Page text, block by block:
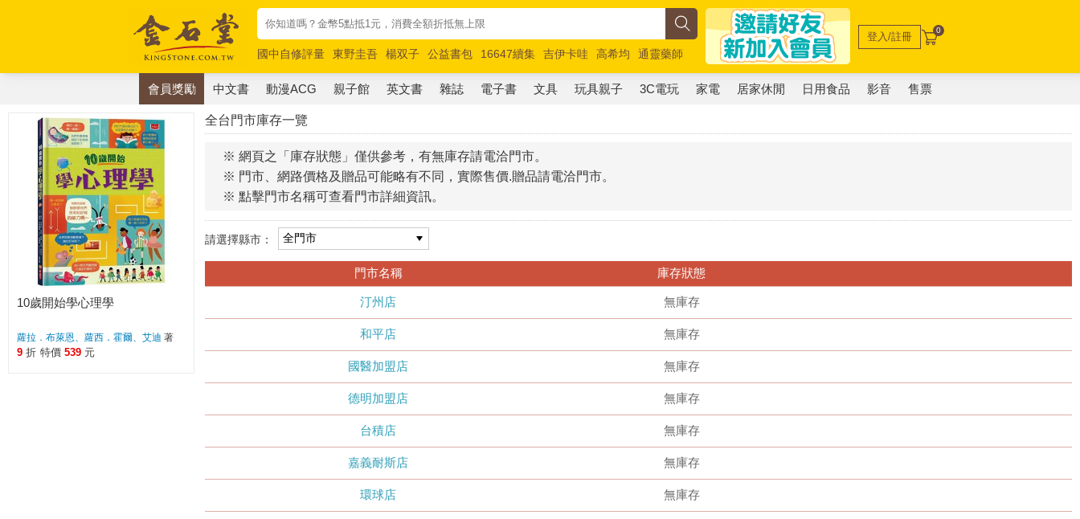
國中自修評量 東野圭吾 楊双子 公益書包 16647續集 吉伊卡哇 高希均
通靈藥師
唯紅花綻放
奧德賽 路邊攤新作 馬斯克 玩具總動員5 超慢跑
登入/註冊 0
會員獎勵 中文書 動漫ACG 親子館 英文書 雜誌 電子書 文具 玩具親子 3C電玩 家電 居家休閒 日用食品 影音 售票
全台門市庫存一覽
※ 網頁之「庫存狀態」僅供參考，有無庫存請電洽門市。
※ 門市、網路價格及贈品可能略有不同，實際售價.贈品請電洽門市。
※ 點擊門市名稱可查看門市詳細資訊。
請選擇縣市：
門市名稱 庫存狀態
汀州店 無庫存
和平店 無庫存
國醫加盟店 無庫存
德明加盟店 無庫存
台積店 無庫存
嘉義耐斯店 無庫存
環球店 無庫存
10歲開始學心理學
蘿拉．布萊恩、蘿西．霍爾、艾迪 著
9 折 特價 539 元